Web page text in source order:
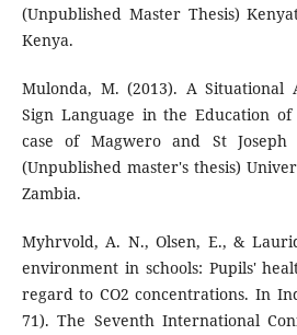
(Unpublished Master Thesis)
Kenya.
Mulonda, M. (2013). A Situational
Sign Language in the Education
case of Magwero and St
(Unpublished master's thesis)
Zambia.
Myhrvold, A. N., Olsen, E., &
environment in schools: Pupils'
regard to CO2 concentrations. In
71). The Seventh International